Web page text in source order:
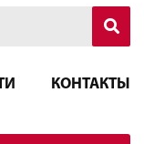
КОНТАКТЫ